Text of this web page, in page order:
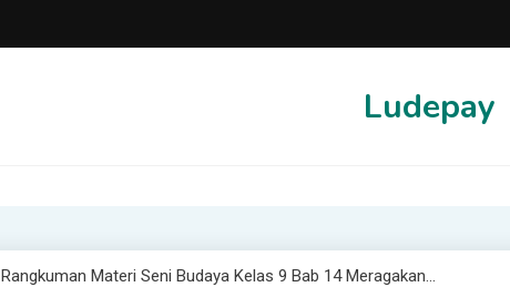
Ludepay
Rangkuman Materi Seni Budaya Kelas 9 Bab 14 Meragakan…